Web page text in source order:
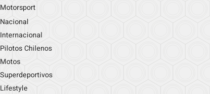
Motorsport
Nacional
Internacional
Pilotos Chilenos
Motos
Superdeportivos
Lifestyle